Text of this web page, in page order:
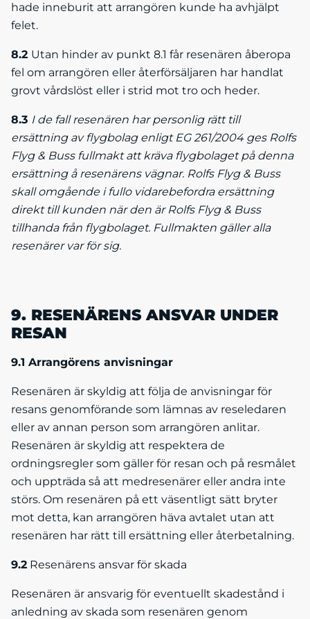
hade inneburit att arrangören kunde ha avhjälpt
felet.
8.2 Utan hinder av punkt 8.1 får resenären åberopa
fel om arrangören eller återförsäljaren har handlat
grovt vårdslöst eller i strid mot tro och heder.
8.3 I de fall resenären har personlig rätt till
ersättning av flygbolag enligt EG 261/2004 ges Rolfs
Flyg & Buss fullmakt att kräva flygbolaget på denna
ersättning å resenärens vägnar. Rolfs Flyg & Buss
skall omgående i fullo vidarebefordra ersättning
direkt till kunden när den är Rolfs Flyg & Buss
tillhanda från flygbolaget. Fullmakten gäller alla
resenärer var för sig.
9. RESENÄRENS ANSVAR UNDER
RESAN
9.1 Arrangörens anvisningar
Resenären är skyldig att följa de anvisningar för
resans genomförande som lämnas av reseledaren
eller av annan person som arrangören anlitar.
Resenären är skyldig att respektera de
ordningsregler som gäller för resan och på resmålet
och uppträda så att medresenärer eller andra inte
störs. Om resenären på ett väsentligt sätt bryter
mot detta, kan arrangören häva avtalet utan att
resenären har rätt till ersättning eller återbetalning.
9.2 Resenärens ansvar för skada
Resenären är ansvarig för eventuellt skadestånd i
anledning av skada som resenären genom